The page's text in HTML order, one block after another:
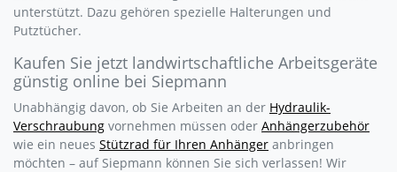
unterstützt. Dazu gehören spezielle Halterungen und
Putztücher.
Kaufen Sie jetzt landwirtschaftliche Arbeitsgeräte
günstig online bei Siepmann
Unabhängig davon, ob Sie Arbeiten an der Hydraulik-
Verschraubung vornehmen müssen oder Anhängerzubehör
wie ein neues Stützrad für Ihren Anhänger anbringen
möchten – auf Siepmann können Sie sich verlassen! Wir